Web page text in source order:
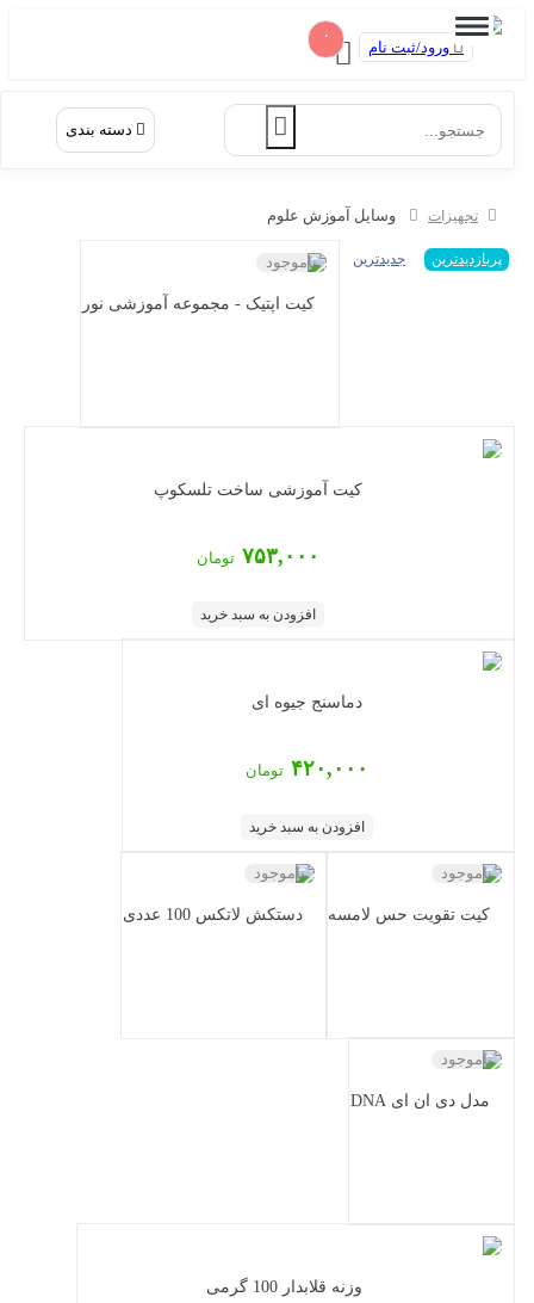
ورود/ثبت نام
دسته بندی
تجهیزات وسایل آموزش علوم
پربازدیدترین جدیدترین
کیت اپتیک - مجموعه آموزشی نور
ناموجود
کیت آموزشی ساخت تلسکوپ
۷۵۳,۰۰۰تومان
افزودن به سبد خرید
دماسنج جیوه ای
۴۲۰,۰۰۰ تومان
افزودن به سبد خرید
کیت تقویت حس لامسه
ناموجود
دستکش لاتکس 100 عددی
ناموجود
مدل دی ان ای DNA
ناموجود
وزنه قلابدار 100 گرمی